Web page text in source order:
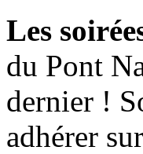
Les
du Pont
dernier !
adhérer